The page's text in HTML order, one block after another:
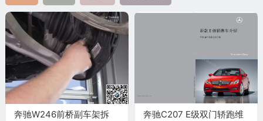
奔驰W246前桥副车架拆
奔驰C207 E级双门轿跑维